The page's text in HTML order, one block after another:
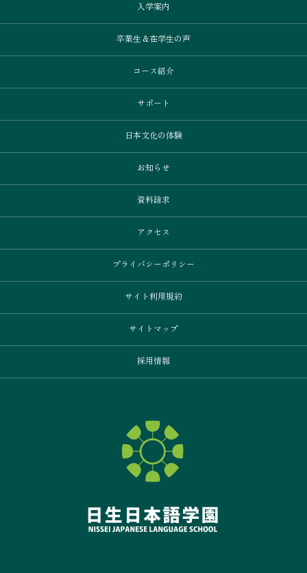
入学案内
卒業⽣＆在学⽣の声
コース紹介
サポート
日本文化の体験
お知らせ
資料請求
アクセス
プライバシーポリシー
サイト利用規約
サイトマップ
採用情報